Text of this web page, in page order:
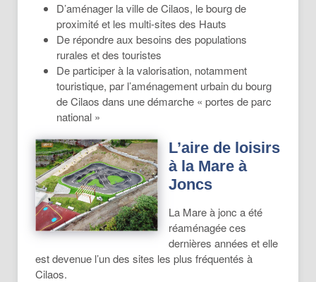
D’aménager la ville de Cilaos, le bourg de
proximité et les multi-sites des Hauts
De répondre aux besoins des populations
rurales et des touristes
De participer à la valorisation, notamment
touristique, par l’aménagement urbain du bourg
de Cilaos dans une démarche « portes de parc
national »
L’aire de loisirs
à la Mare à
Joncs
La Mare à jonc a été
réaménagée ces
dernières années et elle
est devenue l’un des sites les plus fréquentés à
Cilaos.